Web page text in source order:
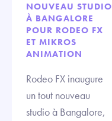
NOUVEAU STUDIO
À BANGALORE
POUR RODEO FX
ET MIKROS
ANIMATION
Rodeo FX inaugure
un tout nouveau
studio à Bangalore,